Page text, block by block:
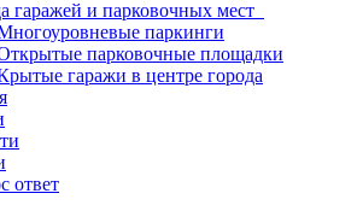
гаражей и парковочных мест
паркинги
парковочные площадки
гаражи в центре города
ответ